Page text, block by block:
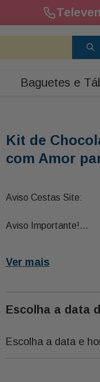
Baguetes e
Kit de
com Amor
Aviso Cestas Site:
Aviso Importante!
ou Catálogo Pode
Nossos Atacadistas,
Qualidade Igual ou
Ver mais
Escolha a data
Escolha a data e